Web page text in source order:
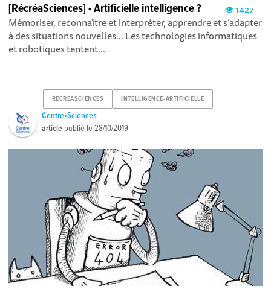
1427
[RécréaSciences] - Artificielle intelligence ?
Mémoriser, reconnaître et interpréter, apprendre et s’adapter
à des situations nouvelles... Les technologies informatiques
et robotiques tentent...
RECREASCIENCES INTELLIGENCE-ARTIFICIELLE
Centre•Sciences
article publié le28/10/2019